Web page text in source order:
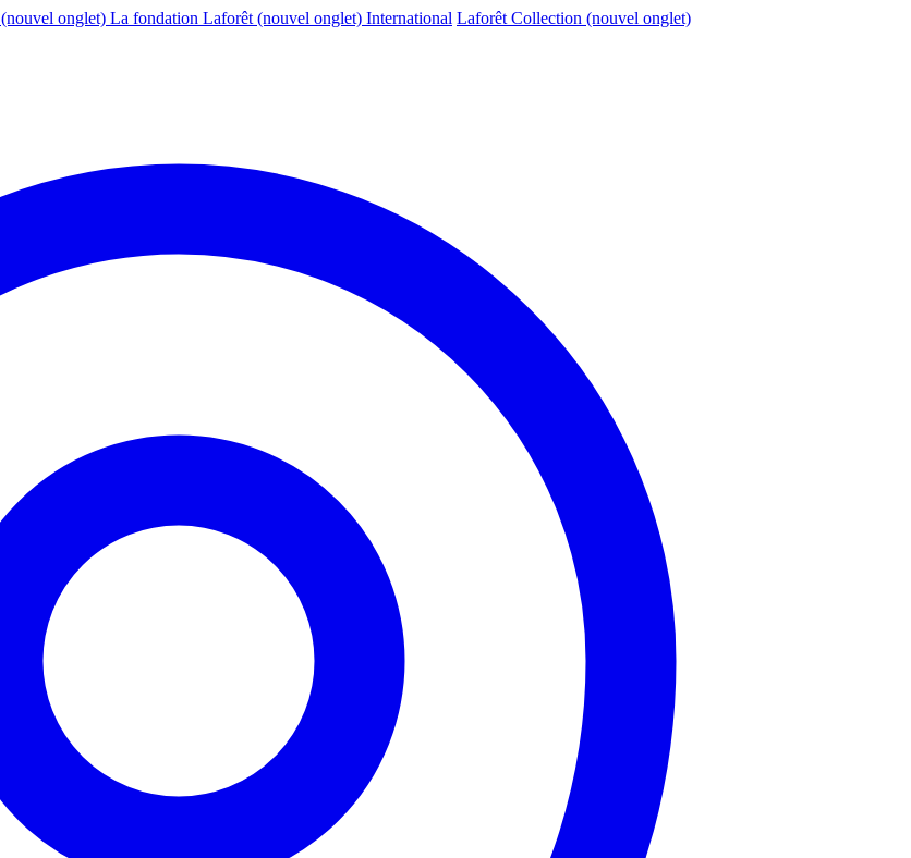
(nouvel onglet) La fondation Laforêt (nouvel onglet) International Laforêt Collection (nouvel onglet)